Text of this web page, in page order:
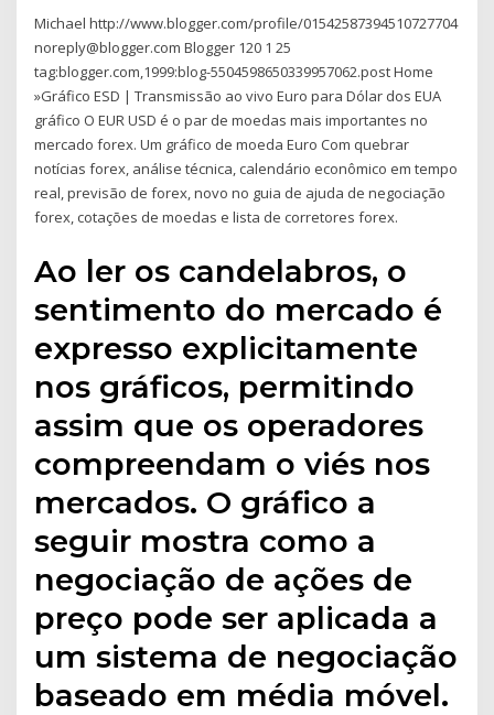
Michael http://www.blogger.com/profile/01542587394510727704
noreply@blogger.com Blogger 120 1 25
tag:blogger.com,1999:blog-5504598650339957062.post Home
»Gráfico ESD | Transmissão ao vivo Euro para Dólar dos EUA
gráfico O EUR USD é o par de moedas mais importantes no
mercado forex. Um gráfico de moeda Euro Com quebrar
notícias forex, análise técnica, calendário econômico em tempo
real, previsão de forex, novo no guia de ajuda de negociação
forex, cotações de moedas e lista de corretores forex.
Ao ler os candelabros, o
sentimento do mercado é
expresso explicitamente
nos gráficos, permitindo
assim que os operadores
compreendam o viés nos
mercados. O gráfico a
seguir mostra como a
negociação de ações de
preço pode ser aplicada a
um sistema de negociação
baseado em média móvel.